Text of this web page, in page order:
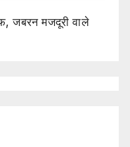
जबरन मजदूरी वाले